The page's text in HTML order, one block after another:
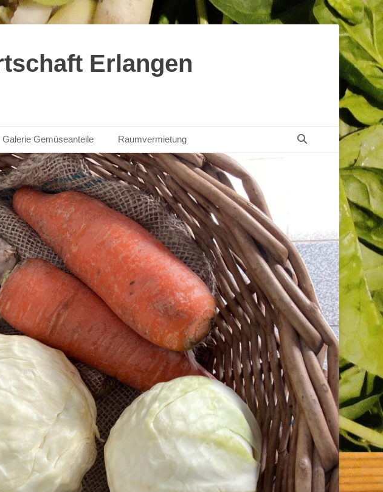
Erlangen
Galerie Gemüseanteile Raumvermietung
Suchen